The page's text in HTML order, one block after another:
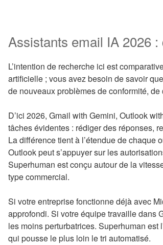
Assistants email IA 2026
L’intention de recherche ici est
artificielle ; vous avez besoin de savoir
de nouveaux problèmes de conformité,
D’ici 2026, Gmail with Gemini, Outlook
tâches évidentes : rédiger des réponses,
La différence tient à l’étendue de chaque
Outlook peut s’appuyer sur les
Superhuman est conçu autour de la
type commercial.
Si votre entreprise fonctionne déjà avec
approfondi. Si votre équipe travaille dans
les moins perturbatrices. Superhuman est
qui pousse le plus loin le tri automatisé.